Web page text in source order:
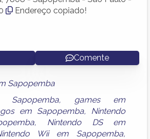
Endereço copiado!
Comente
Sapopemba
, games em
em Sapopemba, Nintendo
, Nintendo DS em
Wii em Sapopemba,